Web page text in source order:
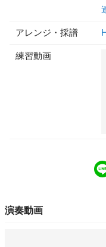
アレンジ・採譜
練習動画
演奏動画